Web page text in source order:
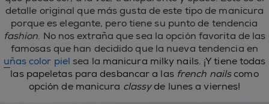
detalle original que más gusta de este tipo de manicura
porque es elegante, pero tiene su punto de tendencia
fashion. No nos extraña que sea la opción favorita de las
famosas que han decidido que la nueva tendencia en
uñas color piel sea la manicura milky nails. ¡Y tiene todas
las papeletas para desbancar a las french nailscomo
opción de manicura classyde lunes a viernes!